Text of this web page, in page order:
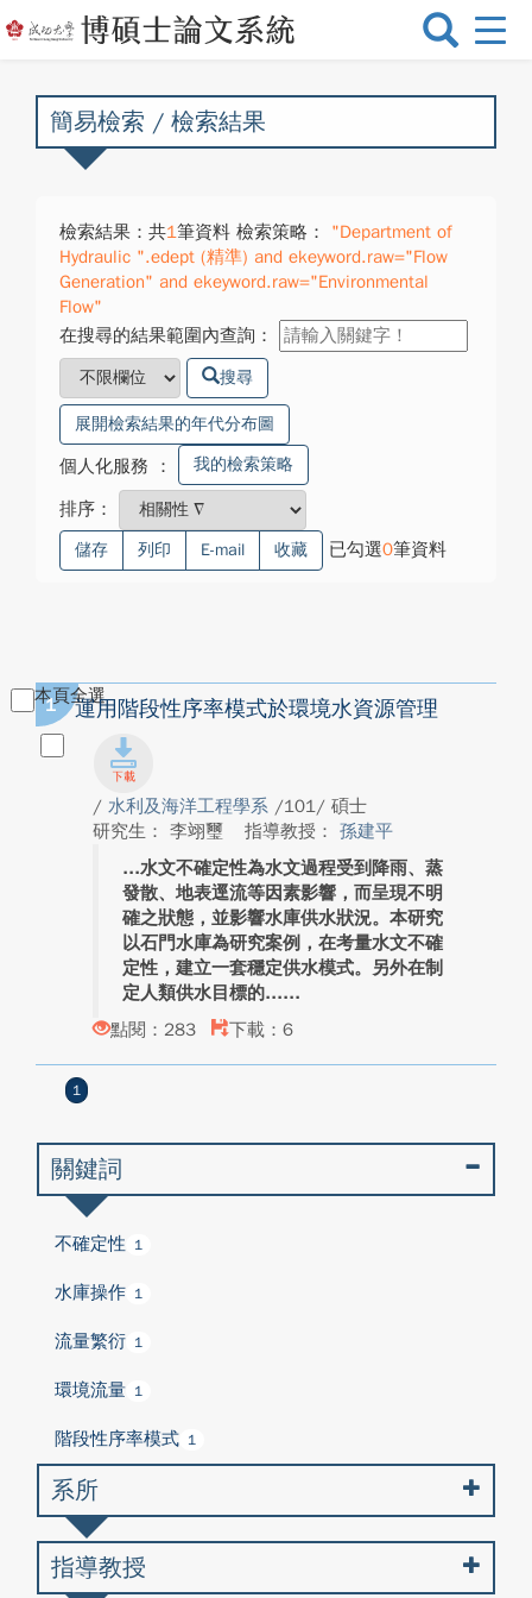
選
換
簡易檢索 / 檢索結果
檢索結果：共1筆資料 檢索策略：
"Department of
Hydraulic ".edept (精準) and ekeyword.raw="Flow
Generation" and ekeyword.raw="Environmental
Flow"
在搜尋的結果範圍內查詢：
搜尋
展開檢索結果的年代分布圖
個人化服務 ： 我的檢索策略
排序：
儲存 列印 E-mail 收藏 已勾選0筆資料
本頁全選
1 運用階段性序率模式於環境水資源管理
/ 水利及海洋工程學系 /101/ 碩士
研究生： 李翊璽
指導教授： 孫建平
水文不確定性為水文過程受到降雨、蒸
發散、地表逕流等因素影響，而呈現不明
確之狀態，並影響水庫供水狀況。本研究
以石門水庫為研究案例，在考量水文不確
定性，建立一套穩定供水模式。另外在制
定人類供水目標的...
點閱：283
下載：6
1
關鍵詞
不確定性 1
水庫操作 1
流量繁衍 1
環境流量 1
階段性序率模式 1
系所
指導教授